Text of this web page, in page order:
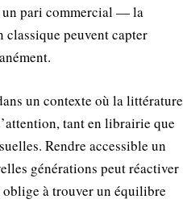
un pari commercial — la
peuvent capter
un contexte où la littérature
tant en librairie que
Rendre accessible un
générations peut réactiver
à trouver un équilibre